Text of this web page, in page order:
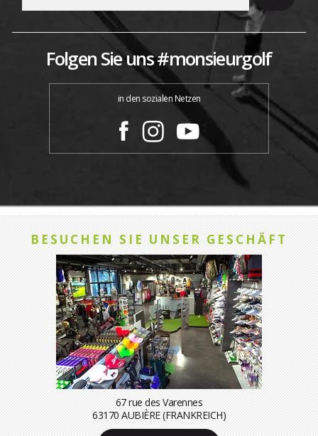
Folgen Sie uns #monsieurgolf
in den sozialen Netzen
BESUCHEN SIE UNSER GESCHÄFT
67 rue des Varennes
63170 AUBIÈRE (FRANKREICH)